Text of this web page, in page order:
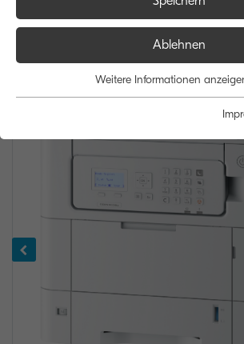
Ablehnen
Weitere Informationen